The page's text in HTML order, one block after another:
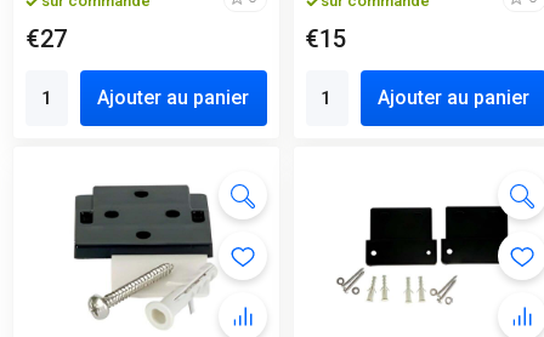
€27
Ajouter au panier
€15
Ajouter au panier